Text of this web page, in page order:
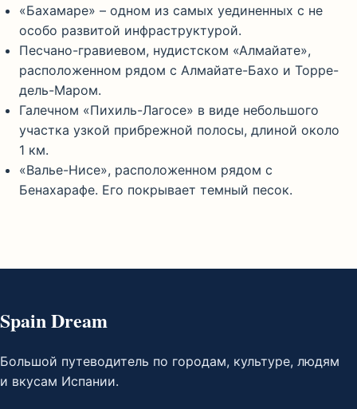
«Бахамаре» – одном из самых уединенных с не
особо развитой инфраструктурой.
Песчано-гравиевом, нудистском «Алмайате»,
расположенном рядом с Алмайате-Бахо и Торре-
дель-Маром.
Галечном «Пихиль-Лагосе» в виде небольшого
участка узкой прибрежной полосы, длиной около
1 км.
«Валье-Нисе», расположенном рядом с
Бенахарафе. Его покрывает темный песок.
Spain Dream
Большой путеводитель по городам, культуре, людям
и вкусам Испании.